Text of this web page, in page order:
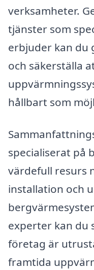
verksamheter.
tjänster som
erbjuder kan du
och säkerställa
hållbart som
specialiserat på
värdefull resurs
installation och
experter kan du
företag är
framtida